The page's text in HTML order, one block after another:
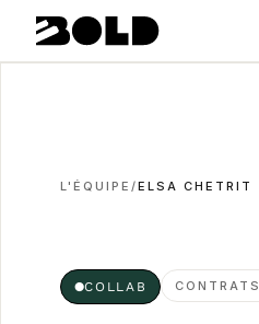
L'ÉQUIPE/ELSA CHETRIT
●COLLAB CONTRATS